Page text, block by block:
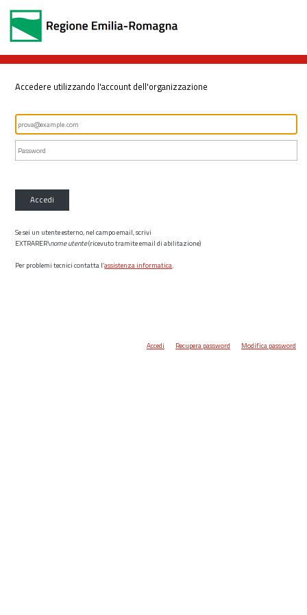
Accedere utilizzando l'account dell'organizzazione
Accedi
Se sei un utente esterno, nel campo email, scrivi
EXTRARER\nome utente(ricevuto tramite email di abilitazione)
Per problemi tecnici contatta l’assistenza informatica.
Accedi Recupera password Modifica password